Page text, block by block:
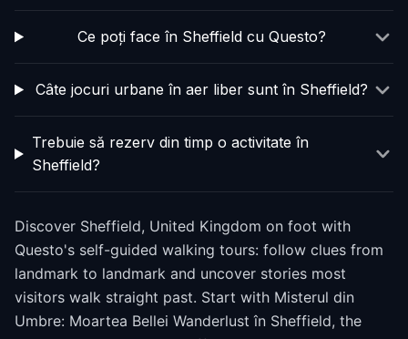
Ce poți face în Sheffield cu Questo?
Câte jocuri urbane în aer liber sunt în Sheffield?
Trebuie să rezerv din timp o activitate în
Sheffield?
Discover Sheffield, United Kingdom on foot with
Questo's self-guided walking tours: follow clues from
landmark to landmark and uncover stories most
visitors walk straight past. Start with Misterul din
Umbre: Moartea Bellei Wanderlust în Sheffield, the